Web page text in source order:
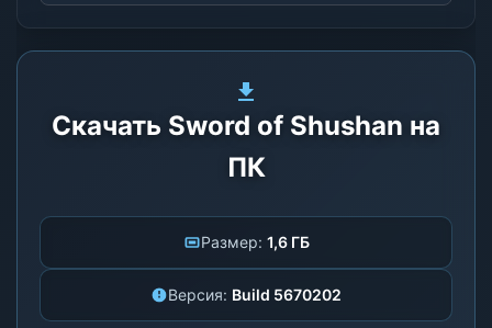
Скачать Sword of Shushan на
ПК
Размер: 1,6 ГБ
Версия: Build 5670202